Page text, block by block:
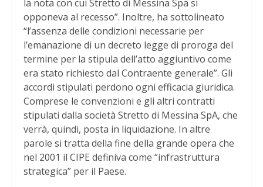
la nota con cui Stretto di Messina Spa si
opponeva al recesso”. Inoltre, ha sottolineato
“l’assenza delle condizioni necessarie per
l’emanazione di un decreto legge di proroga del
termine per la stipula dell’atto aggiuntivo come
era stato richiesto dal Contraente generale”. Gli
accordi stipulati perdono ogni efficacia giuridica.
Comprese le convenzioni e gli altri contratti
stipulati dalla società Stretto di Messina SpA, che
verrà, quindi, posta in liquidazione. In altre
parole si tratta della fine della grande opera che
nel 2001 il CIPE definiva come “infrastruttura
strategica” per il Paese.